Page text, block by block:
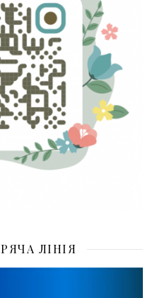
ЛІНІЯ